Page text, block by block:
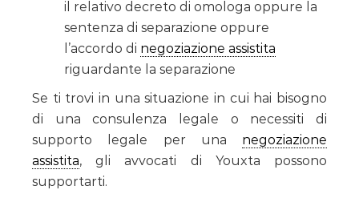
il relativo decreto di omologa oppure la
sentenza di separazione oppure
l’accordo di negoziazione assistita
riguardante la separazione
Se ti trovi in una situazione in cui hai bisogno
di una consulenza legale o necessiti di
supporto legale per una negoziazione
assistita, gli avvocati di Youxta possono
supportarti.